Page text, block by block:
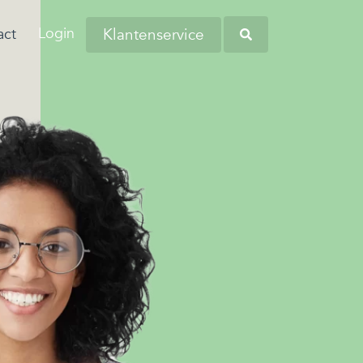
Dit komt
de woonlasten in
hoog zijn…
kampen met
persoonlijke financiële
zorgen?
en andere
omtrent
regio's. Kom bij ons
en wellicht word jij onze
collega!
Login Klantenservice